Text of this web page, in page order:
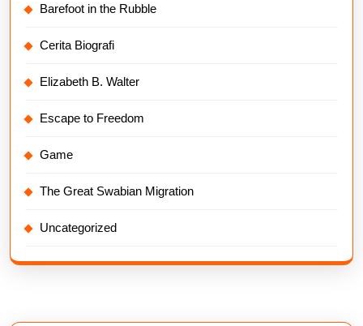
Barefoot in the Rubble
Cerita Biografi
Elizabeth B. Walter
Escape to Freedom
Game
The Great Swabian Migration
Uncategorized